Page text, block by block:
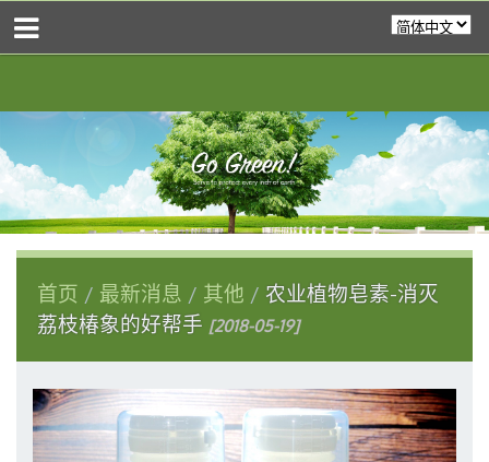
首页 最新消息 其他
农业植物皂素-消灭
荔枝椿象的好帮手 [2018-05-19]